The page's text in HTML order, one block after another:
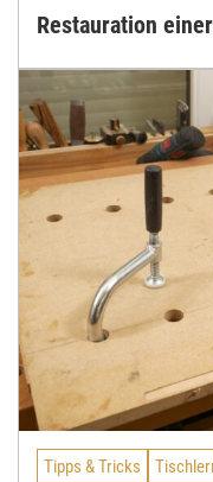
Restauration
Tipps & Tricks